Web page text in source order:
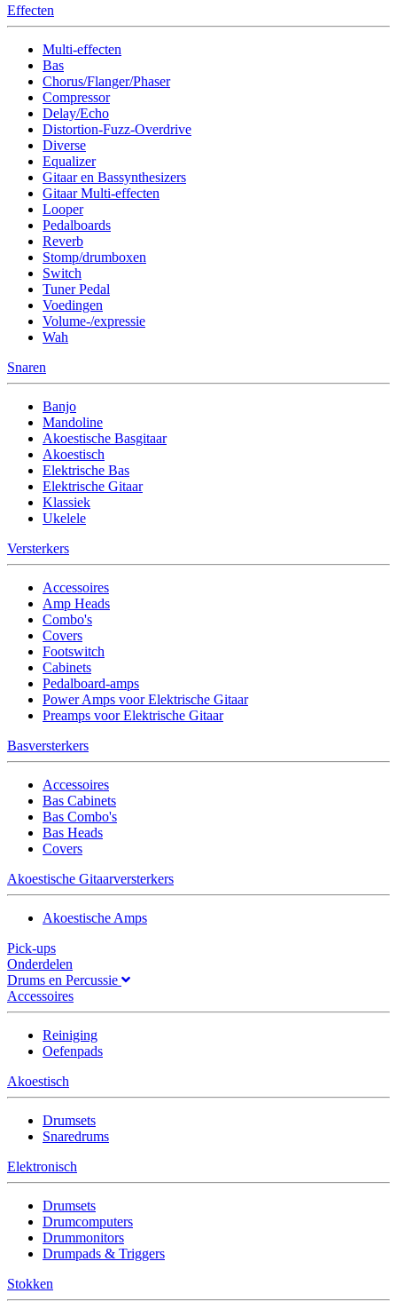
Effecten
Multi-effecten
Bas
Chorus/Flanger/Phaser
Compressor
Delay/Echo
Distortion-Fuzz-Overdrive
Diverse
Equalizer
Gitaar en Bassynthesizers
Gitaar Multi-effecten
Looper
Pedalboards
Reverb
Stomp/drumboxen
Switch
Tuner Pedal
Voedingen
Volume-/expressie
Wah
Snaren
Banjo
Mandoline
Akoestische Basgitaar
Akoestisch
Elektrische Bas
Elektrische Gitaar
Klassiek
Ukelele
Versterkers
Accessoires
Amp Heads
Combo's
Covers
Footswitch
Cabinets
Pedalboard-amps
Power Amps voor Elektrische Gitaar
Preamps voor Elektrische Gitaar
Basversterkers
Accessoires
Bas Cabinets
Bas Combo's
Bas Heads
Covers
Akoestische Gitaarversterkers
Akoestische Amps
Pick-ups
Onderdelen
Drums en Percussie
Accessoires
Reiniging
Oefenpads
Akoestisch
Drumsets
Snaredrums
Elektronisch
Drumsets
Drumcomputers
Drummonitors
Drumpads & Triggers
Stokken